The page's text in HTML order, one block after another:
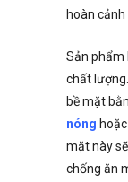
hoàn cảnh
Sản phẩm
chất
bề mặt
nóng hoặc
mặt này
chống ăn